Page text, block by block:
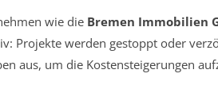
wie die Bremen Immobilien
Projekte werden gestoppt oder
aus, um die Kostensteigerungen